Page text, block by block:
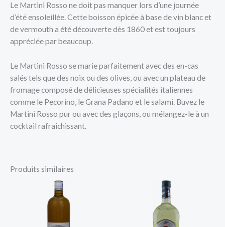
Le Martini Rosso ne doit pas manquer lors d’une journée
d’été ensoleillée. Cette boisson épicée à base de vin blanc et
de vermouth a été découverte dès 1860 et est toujours
appréciée par beaucoup.
Le Martini Rosso se marie parfaitement avec des en-cas
salés tels que des noix ou des olives, ou avec un plateau de
fromage composé de délicieuses spécialités italiennes
comme le Pecorino, le Grana Padano et le salami. Buvez le
Martini Rosso pur ou avec des glaçons, ou mélangez-le à un
cocktail rafraîchissant.
Produits similaires